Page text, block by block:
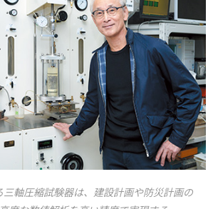
軸圧縮試験器は、建設計画や防災計画の